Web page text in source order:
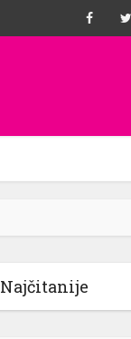
Najčitanije